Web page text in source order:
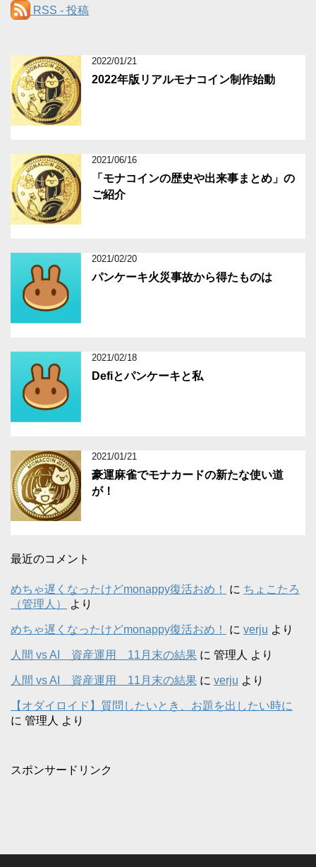
ゴ
リ
RSS - 投稿
2022/01/21
2022年版リアルモナコイン制作始動
2021/06/16
「モナコインの歴史や出来事まとめ」の
ご紹介
2021/02/20
パンケーキ火災事故から得たものは
2021/02/18
Defiとパンケーキと私
2021/01/21
豪運麻雀でモナカードの新たな使い道
が！
最近のコメント
めちゃ遅くなったけどmonappy復活おめ！ に ちょこたろ
（管理人）
より
めちゃ遅くなったけどmonappy復活おめ！ に verju より
人間 vs AI 資産運用 11月末の結果 に 管理人 より
人間 vs AI 資産運用 11月末の結果 に verju より
【オダイロイド】質問したいとき、お題を出したい時に
に 管理人 より
スポンサードリンク